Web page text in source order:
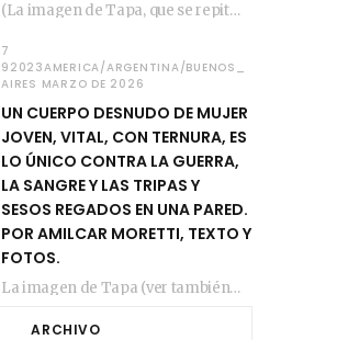
(La imagen de Tapa, que se repite arriba, fue compuesta por Amilcar Moretti el viernes…
7
92023AMERICA/ARGENTINA/BUENOS_
AIRES MARZO DE 2026
UN CUERPO DESNUDO DE MUJER
JOVEN, VITAL, CON TERNURA, ES
LO ÚNICO CONTRA LA GUERRA,
LA SANGRE Y LAS TRIPAS Y
SESOS REGADOS EN UNA PARED.
POR AMILCAR MORETTI, TEXTO Y
FOTOS.
La imagen de Tapa (ver también más arriba) fue compuesta en estos días de febrero…
ARCHIVO